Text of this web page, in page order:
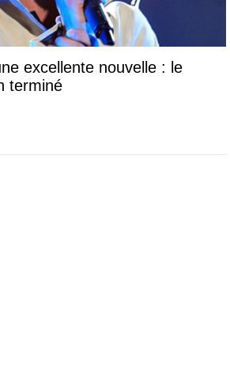
excellente nouvelle : le
terminé